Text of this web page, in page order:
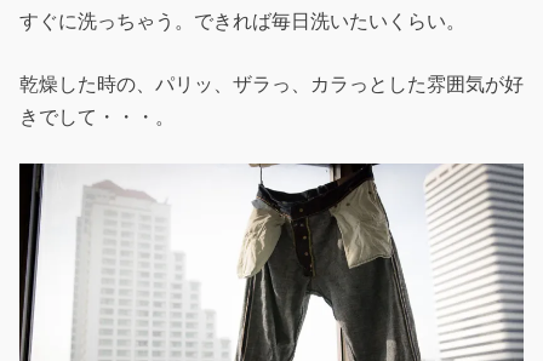
すぐに洗っちゃう。できれば毎日洗いたいくらい。
乾燥した時の、パリッ、ザラっ、カラっとした雰囲気が好
きでして・・・。